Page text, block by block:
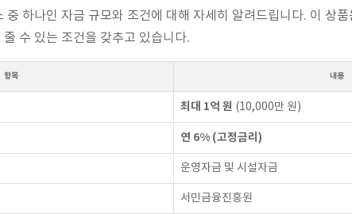
중 하나인 자금 규모와 조건에 대해 자세히 알려드립니다. 이 상
수 있는 조건을 갖추고 있습니다.
항목 내용
최대 1억 원 (10,000만 원)
연 6% (고정금리)
운영자금 및 시설자금
서민금융진흥원